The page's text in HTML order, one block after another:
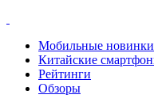
Мобильные новинки
Китайские
Рейтинги
Обзоры